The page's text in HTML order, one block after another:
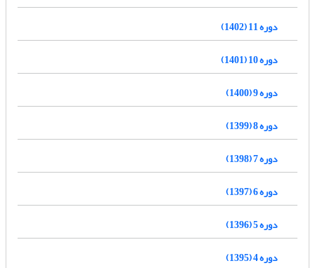
دوره 11 (1402)
دوره 10 (1401)
دوره 9 (1400)
دوره 8 (1399)
دوره 7 (1398)
دوره 6 (1397)
دوره 5 (1396)
دوره 4 (1395)